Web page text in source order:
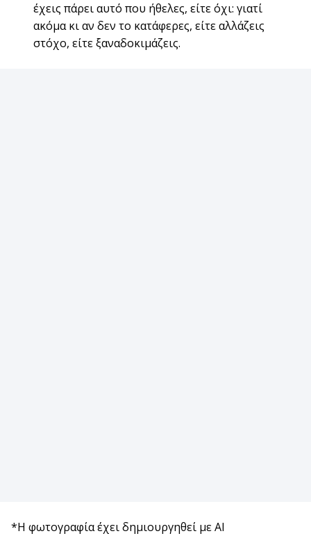
έχεις πάρει αυτό που ήθελες, είτε όχι: γιατί
ακόμα κι αν δεν το κατάφερες, είτε αλλάζεις
στόχο, είτε ξαναδοκιμάζεις.
*Η φωτογραφία έχει δημιουργηθεί με AI